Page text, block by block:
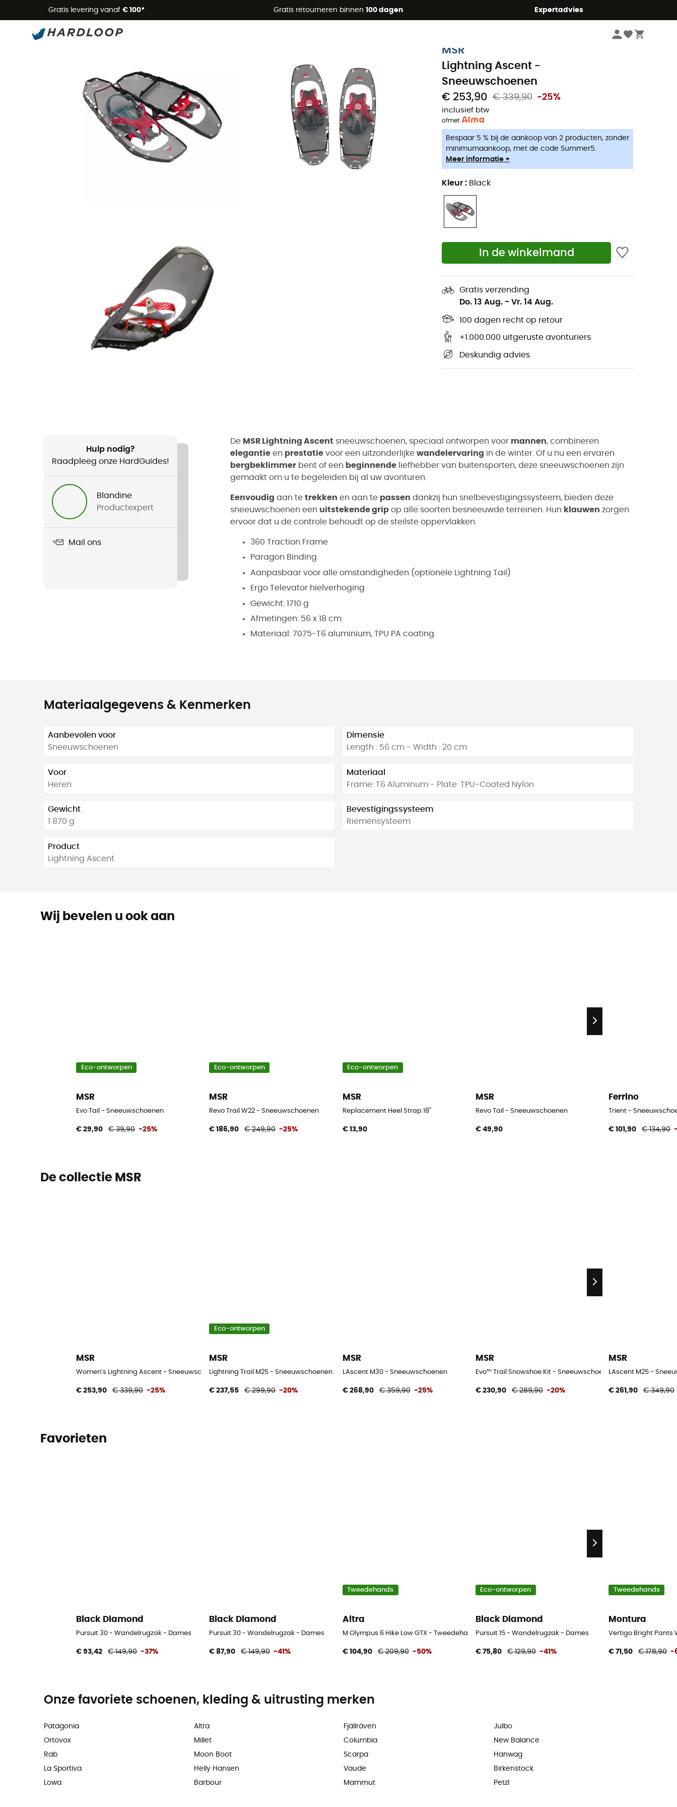
Gratis levering vanaf € 100* Gratis retourneren binnen 100 dagen Expertadvies
Zomeraanbiedingen 🔥 -5% EXTRA vanaf 2 producten* met code Summer5
MSR
Lightning Ascent -
Sneeuwschoenen
€ 253,90 € 339,90 -25%
inclusief btw
ofmet
Bespaar 5 % bij de aankoop van 2 producten, zonder
minimumaankoop, met de code Summer5.
Meer informatie +
Kleur : Black
In de winkelmand
Gratis verzending
Do. 13 Aug. - Vr. 14 Aug.
100 dagen recht op retour
+1.000.000 uitgeruste avonturiers
Deskundig advies
Hulp nodig?
Raadpleeg onze HardGuides!
Blandine
Productexpert
Mail ons
De MSR Lightning Ascent sneeuwschoenen, speciaal ontworpen voor mannen, combineren
elegantie en prestatie voor een uitzonderlijke wandelervaring in de winter. Of u nu een ervaren
bergbeklimmer bent of een beginnende liefhebber van buitensporten, deze sneeuwschoenen zijn
gemaakt om u te begeleiden bij al uw avonturen.
Eenvoudig aan te trekken en aan te passen dankzij hun snelbevestigingssysteem, bieden deze
sneeuwschoenen een uitstekende grip op alle soorten besneeuwde terreinen. Hun klauwen zorgen
ervoor dat u de controle behoudt op de steilste oppervlakken.
360 Traction Frame
Paragon Binding
Aanpasbaar voor alle omstandigheden (optionele Lightning Tail)
Ergo Televator hielverhoging
Gewicht: 1710 g
Afmetingen: 56 x 18 cm
Materiaal: 7075-T6 aluminium, TPU PA coating
Materiaalgegevens & Kenmerken
Aanbevolen voor
Sneeuwschoenen
Voor
Heren
Gewicht
1 870 g
Product
Lightning Ascent
Dimensie
Length : 56 cm - Width : 20 cm
Materiaal
Frame: T6 Aluminum - Plate: TPU-Coated Nylon
Bevestigingssysteem
Riemensysteem
Wij bevelen u ook aan
Eco-ontworpen
MSR
Evo Tail - Sneeuwschoenen
€ 29,90 € 39,90 -25%
Eco-ontworpen
MSR
Revo Trail W22 - Sneeuwschoenen
€ 186,90 € 249,90 -25%
Eco-ontworpen
MSR
Replacement Heel Strap 18"
€ 13,90
MSR
Revo Tail - Sneeuwschoenen
€ 49,90
Ferrino
Trient -
€ 101,90 € 134,90
De collectie MSR
MSR
Women’s Lightning Ascent - Sneeuwschoenen
€ 253,90 € 339,90 -25%
Eco-ontworpen
MSR
Lightning Trail M25 - Sneeuwschoenen
€ 237,55 € 299,90 -20%
MSR
LAscent M30 - Sneeuwschoenen
€ 268,90 € 359,90 -25%
MSR
Evo™ Trail Snowshoe Kit - Sneeuwschoenen
€ 230,90 € 289,90 -20%
MSR
LAscent M25 -
€ 261,90 € 349,90
Favorieten
Black Diamond
Pursuit 30 - Wandelrugzak - Dames
€ 93,42 € 149,90 -37%
Black Diamond
Pursuit 30 - Wandelrugzak - Dames
€ 87,90 € 149,90 -41%
Tweedehands
Altra
M Olympus 6 Hike Low GTX - Tweedehands Wandelschoenen - Heren - Beige - 43
€ 104,90 € 209,90 -50%
Eco-ontworpen
Black Diamond
Pursuit 15 - Wandelrugzak - Dames
€ 75,80 € 129,90 -41%
Tweedehands
Montura
Vertigo Bright Pants
€ 71,50 € 178,90 -
Onze favoriete schoenen, kleding & uitrusting merken
Patagonia
Ortovox
Rab
La Sportiva
Lowa
Altra
Millet
Moon Boot
Helly Hansen
Barbour
Fjällräven
Columbia
Scarpa
Vaude
Mammut
Julbo
New Balance
Hanwag
Birkenstock
Petzl